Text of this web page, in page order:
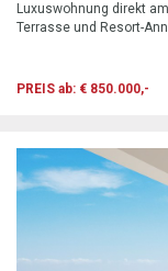
Luxuswohnung direkt
Terrasse und Resort-
PREIS ab: € 850.000,-